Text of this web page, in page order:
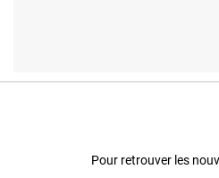
Pour retrouver les